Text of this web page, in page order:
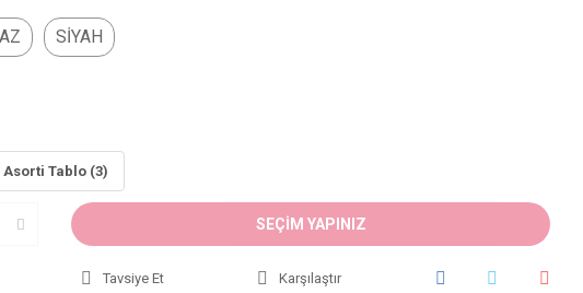
SİYAH
Asorti Tablo (3)
SEÇİM YAPINIZ
Tavsiye Et Karşılaştır